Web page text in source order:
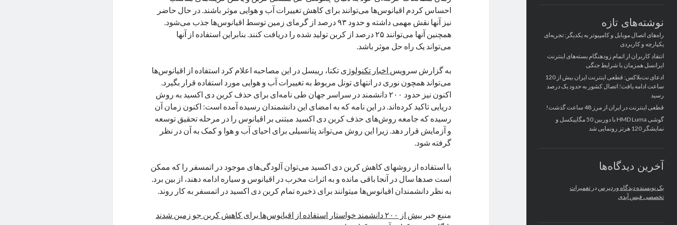
نوشته‌های تازه
راه‌های اتصال موبایل و کامپیوتر به یکدیگر: تجربه‌ای
یکپارچه و کاربردی
انتقاد کاربران از اتمام زودهنگام بسته‌های اینترنت
ایرانسل همزمان با شرایط جنگی
ادعای نت‌بلاکس: قطعی اینترنت ایران بیش از 120
ساعت ادامه یافت؛ اتصال کشور به حدود یک درصد
رسید
قطعی اینترنت در ایران از مرز 48 ساعت گذشت!
گوشی HMD Luma با دوربین 50 مگاپیکسل و
نمایشگر 120 هرتز رونمایی شد
آخرین دیدگاه‌ها
یک نویسنده دیدگاه وردپرس در تعمیرات
تخصصی فیس آیدی
احساس کردم اقیانوس‌ها می‌توانند برای کاهش تغییرات آب و هوایی موثر باشند. در حال حاضر
نیز آنها نقش مهمی داشته و حدود ۹۳ درصد از گرمای زمین توسط اقیانوس‌ها جذب می‌شود.
همچنین آنها می‌توانند ۲۵ درصد از کربن تولید شده را دریافت کنند. بنابراین استفاده از آنها
می‌تواند یک راه حل موثر باشد.
به گزارش سرویس اخبار تکنولوژی تکنا، ریبسل در این مصاحبه اعلام کرد استفاده از اقیانوس‌ها
می‌تواند همچون نوری در انتهای تونل مربوط به تغییرات آب و هوایی مورد استفاده قرار بگیرد.
اکنون نیز حدود ۲۰۰ دانشمند در سراسر جهان طی نامه‌ای برای حذف کربن دی اکسید به روش
دریایی تاکید کرده‌اند. در این نامه که به امضای این دانشمندان رسیده آمده است: اکنون زمان آن
رسیده که جامعه روش‌های حذف کربن دی اکسید مبتنی بر اقیانوس را در مرحله تحقیق توسعه
و آزمایش قرار دهد. زیرا این روش می‌تواند پتانسیلی برای احیای آب و هوا و کمک به آن در نظر
گرفته شود.
با استفاده از ‌روشهای کاهش کربن دی اکسید می‌توان آلودگی‌های موجود در اتمسفر را که ممکن
است صدها سال در آنجا باقی مانده و به اثرات مخرب در اقیانوس و سیاره ادامه دهند، از بین برد.
به نظر دانشمندان اقیانوس‌ها میتوانند برای ذخیره تمام کربن دی اکسید در اتمسفر به کار روند.
منبع خبر بیش از ۲۰۰ دانشمند خواستار استفاده از اقیانوس‌ها برای کاهش کربن جو زمین شدند